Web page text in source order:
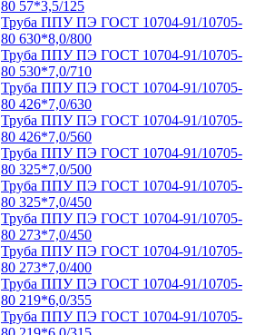
80 57*3,5/125
Труба ППУ ПЭ ГОСТ 10704-91/10705-
80 630*8,0/800
Труба ППУ ПЭ ГОСТ 10704-91/10705-
80 530*7,0/710
Труба ППУ ПЭ ГОСТ 10704-91/10705-
80 426*7,0/630
Труба ППУ ПЭ ГОСТ 10704-91/10705-
80 426*7,0/560
Труба ППУ ПЭ ГОСТ 10704-91/10705-
80 325*7,0/500
Труба ППУ ПЭ ГОСТ 10704-91/10705-
80 325*7,0/450
Труба ППУ ПЭ ГОСТ 10704-91/10705-
80 273*7,0/450
Труба ППУ ПЭ ГОСТ 10704-91/10705-
80 273*7,0/400
Труба ППУ ПЭ ГОСТ 10704-91/10705-
80 219*6,0/355
Труба ППУ ПЭ ГОСТ 10704-91/10705-